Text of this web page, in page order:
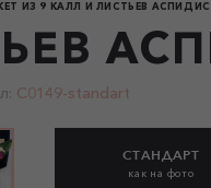
ИЗ 9 КАЛЛ И ЛИСТЬЕВ
C0149-standart
СТАНДАРТ
как на фото